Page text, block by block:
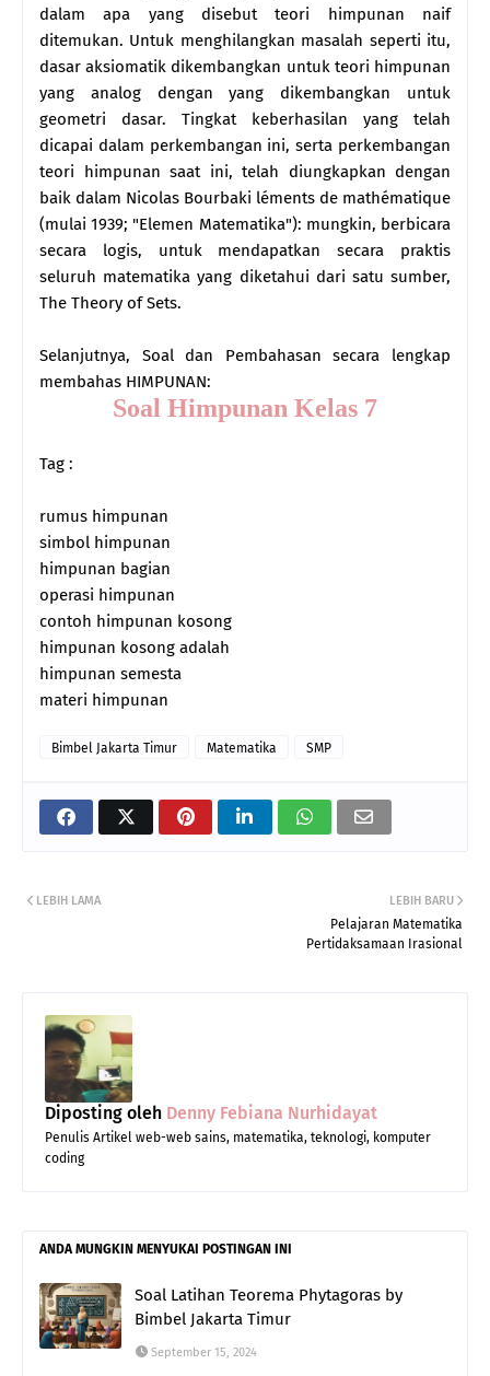
dalam apa yang disebut teori himpunan naif
ditemukan. Untuk menghilangkan masalah seperti itu,
dasar aksiomatik dikembangkan untuk teori himpunan
yang analog dengan yang dikembangkan untuk
geometri dasar. Tingkat keberhasilan yang telah
dicapai dalam perkembangan ini, serta perkembangan
teori himpunan saat ini, telah diungkapkan dengan
baik dalam Nicolas Bourbaki léments de mathématique
(mulai 1939; "Elemen Matematika"): mungkin, berbicara
secara logis, untuk mendapatkan secara praktis
seluruh matematika yang diketahui dari satu sumber,
The Theory of Sets.
Selanjutnya, Soal dan Pembahasan secara lengkap
membahas HIMPUNAN:
Soal Himpunan Kelas 7
Tag :
rumus himpunan
simbol himpunan
himpunan bagian
operasi himpunan
contoh himpunan kosong
himpunan kosong adalah
himpunan semesta
materi himpunan
Bimbel Jakarta Timur Matematika SMP
LEBIH BARU
Pelajaran Matematika
Pertidaksamaan Irasional
LEBIH LAMA
Diposting oleh Denny Febiana Nurhidayat
Penulis Artikel web-web sains, matematika, teknologi, komputer
coding
ANDA MUNGKIN MENYUKAI POSTINGAN INI
Soal Latihan Teorema Phytagoras by
Bimbel Jakarta Timur
September 15, 2024